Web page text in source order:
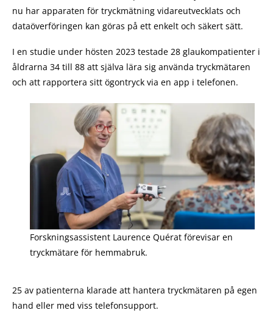
nu har apparaten för tryckmätning vidareutvecklats och
dataöverföringen kan göras på ett enkelt och säkert sätt.
I en studie under hösten 2023 testade 28 glaukompatienter i
åldrarna 34 till 88 att själva lära sig använda tryckmätaren
och att rapportera sitt ögontryck via en app i telefonen.
Forskningsassistent Laurence Quérat förevisar en
tryckmätare för hemmabruk.
25 av patienterna klarade att hantera tryckmätaren på egen
hand eller med viss telefonsupport.